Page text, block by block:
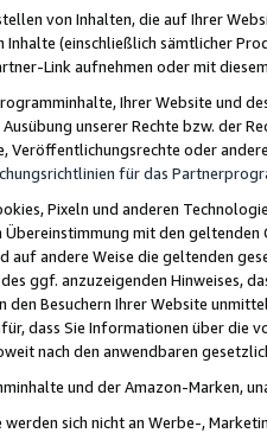
von Inhalten, die auf Ihrer
(einschließlich sämtlicher
Link aufnehmen oder mit
Ihrer Website und
unserer Rechte bzw. der
Veröffentlichungsrechte oder
für das
Pixeln und anderen
Übereinstimmung mit den
auf andere Weise die geltenden
ggf. anzuzeigenden Hinweises,
Besuchern Ihrer Website
dass Sie Informationen über die
nach den anwendbaren
und der Amazon-Marken,
werden sich nicht an Werbe-,